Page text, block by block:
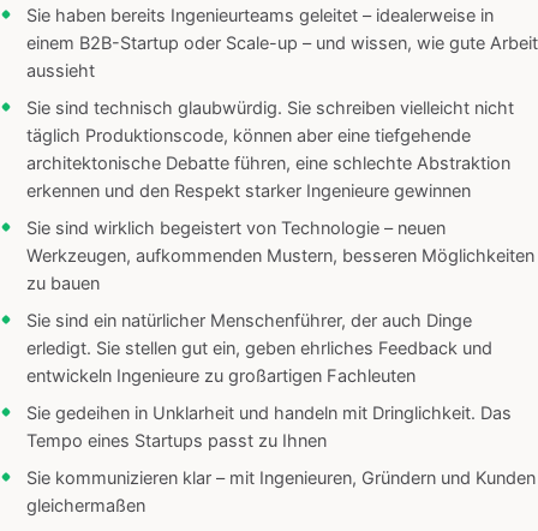
Sie haben bereits Ingenieurteams geleitet – idealerweise in
einem B2B-Startup oder Scale-up – und wissen, wie gute Arbeit
aussieht
Sie sind technisch glaubwürdig. Sie schreiben vielleicht nicht
täglich Produktionscode, können aber eine tiefgehende
architektonische Debatte führen, eine schlechte Abstraktion
erkennen und den Respekt starker Ingenieure gewinnen
Sie sind wirklich begeistert von Technologie – neuen
Werkzeugen, aufkommenden Mustern, besseren Möglichkeiten
zu bauen
Sie sind ein natürlicher Menschenführer, der auch Dinge
erledigt. Sie stellen gut ein, geben ehrliches Feedback und
entwickeln Ingenieure zu großartigen Fachleuten
Sie gedeihen in Unklarheit und handeln mit Dringlichkeit. Das
Tempo eines Startups passt zu Ihnen
Sie kommunizieren klar – mit Ingenieuren, Gründern und Kunden
gleichermaßen